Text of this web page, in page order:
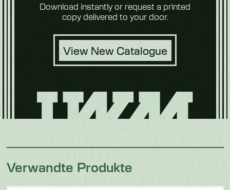
Download instantly or request a printed
copy delivered to your door.
View New Catalogue
Verwandte Produkte